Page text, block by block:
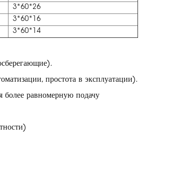
3*60*26
3*60*16
3*60*14
простота в эксплуатации).
более равномерную подачу